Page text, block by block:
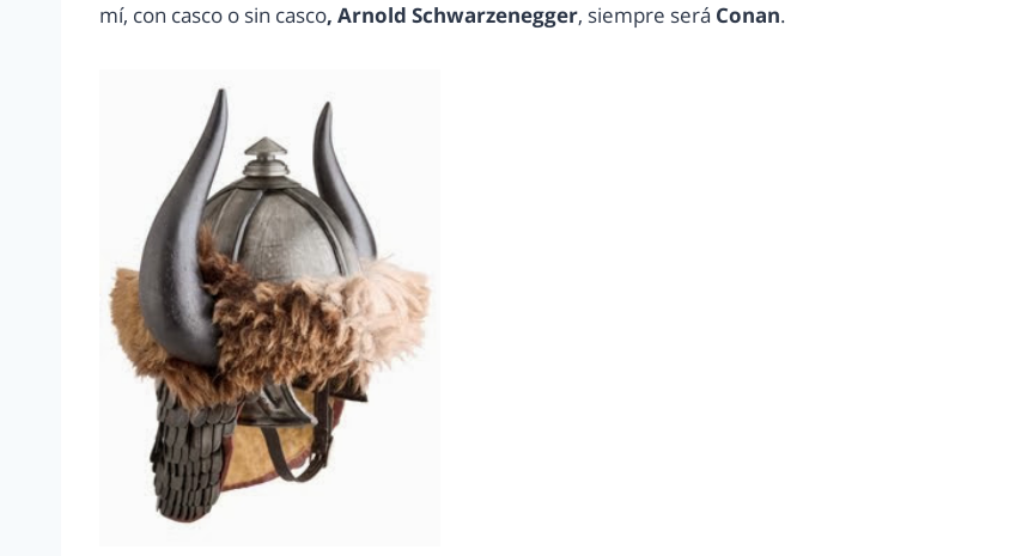
mí, con casco o sin casco, Arnold Schwarzenegger, siempre será Conan.